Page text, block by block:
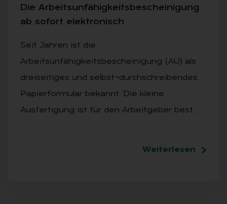
Die Ar­beits­un­fä­hig­keits­be­schei­ni­gung
ab so­fort elek­tro­nisch
Seit Jahren ist die
Arbeitsunfähigkeitsbescheinigung (AU) als
dreiseitiges und selbst¬durchschreibendes
Papierformular bekannt: Die kleine
Ausfertigung ist für den Arbeitgeber best…
Weiterlesen